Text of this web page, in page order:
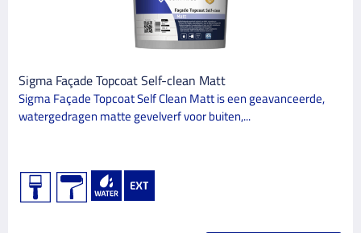
Sigma Façade Topcoat Self-clean Matt
Sigma Façade Topcoat Self Clean Matt is een geavanceerde,
watergedragen matte gevelverf voor buiten,...